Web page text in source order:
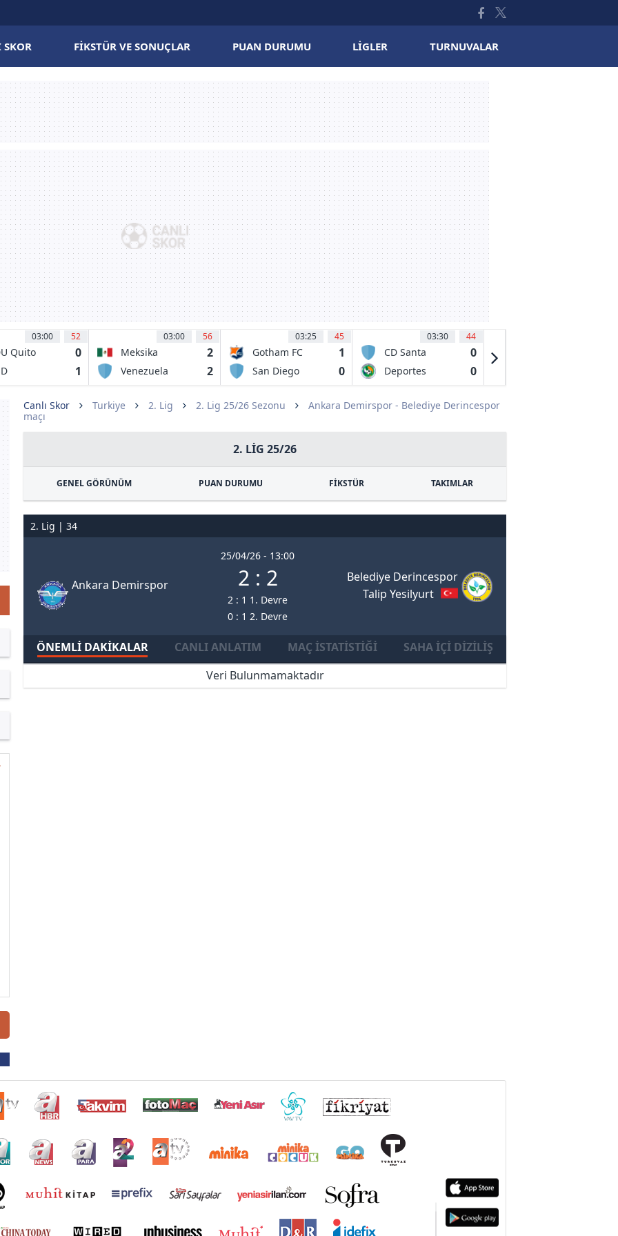
SKOR FIKSTÜR VE SONUÇLAR PUAN DURUMU LIGLER TURNUVALAR
03:00 52
Quito 0
Valle
1
03:00 56
Meksika 2
Venezuela 2
03:25 45
Gotham FC 1
San Diego
0
03:30 44
CD Santa
Cruz
0
Deportes
0
Canlı Skor Turkiye 2. Lig 2. Lig 25/26 Sezonu
Ankara Demirspor - Belediye Derincespor
maçı
2. LIG 25/26
GENEL GÖRÜNÜM PUAN DURUMU FİKSTÜR TAKIMLAR
2. Lig | 34
Ankara Demirspor
25/04/26 - 13:00
2 : 2
2 : 1 1. Devre
0 : 1 2. Devre
Belediye Derincespor
Talip Yesilyurt
ÖNEMLI DAKIKALAR CANLI ANLATIM MAÇ İSTATISTIĞI
SAHA İÇI DIZILIŞ
Veri Bulunmamaktadır